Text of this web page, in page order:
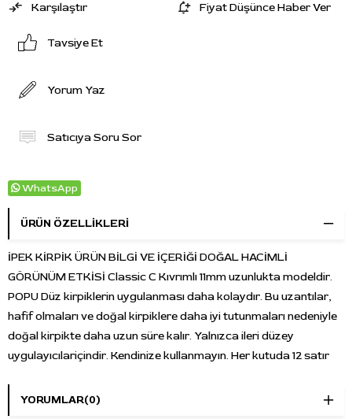
Karşılaştır
Fiyat Düşünce Haber Ver
Tavsiye Et
Yorum Yaz
Satıcıya Soru Sor
WhatsApp
ÜRÜN ÖZELLIKLERI
İPEK KİRPİK ÜRÜN BİLGİ VE İÇERİĞİ DOĞAL HACİMLİ
GÖRÜNÜM ETKİSİ Classic C Kıvrımlı 11mm uzunlukta modeldir.
POPU Düz kirpiklerin uygulanması daha kolaydır. Bu uzantılar,
hafif olmaları ve doğal kirpiklere daha iyi tutunmaları nedeniyle
doğal kirpikte daha uzun süre kalır. Yalnızca ileri düzey
uygulayıcılariçindir. Kendinize kullanmayın. Her kutuda 12 satır
YORUMLAR(0)